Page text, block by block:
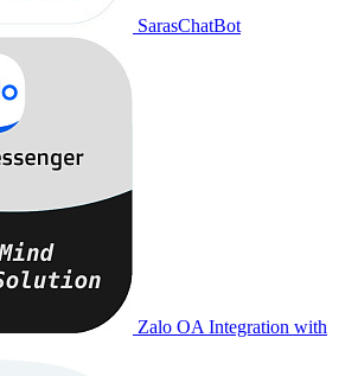
SarasChatBot
Zalo OA Integration with